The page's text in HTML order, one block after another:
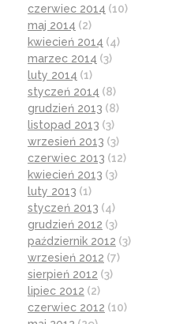
czerwiec 2014 (10)
maj 2014 (2)
kwiecień 2014 (4)
marzec 2014 (3)
luty 2014 (1)
styczeń 2014 (8)
grudzień 2013 (8)
listopad 2013 (3)
wrzesień 2013 (3)
czerwiec 2013 (12)
kwiecień 2013 (3)
luty 2013 (1)
styczeń 2013 (4)
grudzień 2012 (3)
październik 2012 (3)
wrzesień 2012 (7)
sierpień 2012 (3)
lipiec 2012 (2)
czerwiec 2012 (10)